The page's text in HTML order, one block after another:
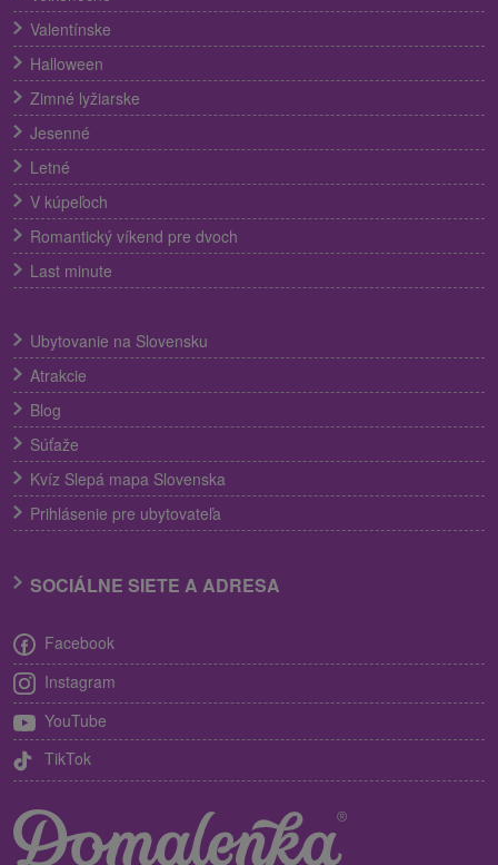
Valentínske
Halloween
Zimné lyžiarske
Jesenné
Letné
V kúpeľoch
Romantický víkend pre dvoch
Last minute
Ubytovanie na Slovensku
Atrakcie
Blog
Súťaže
Kvíz Slepá mapa Slovenska
Prihlásenie pre ubytovateľa
SOCIÁLNE SIETE A ADRESA
Facebook
Instagram
YouTube
TikTok